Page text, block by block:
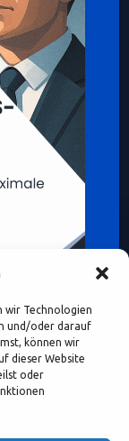
wir Technologien
und/oder darauf
können wir
dieser Website
oder
ganz oder
wurden.